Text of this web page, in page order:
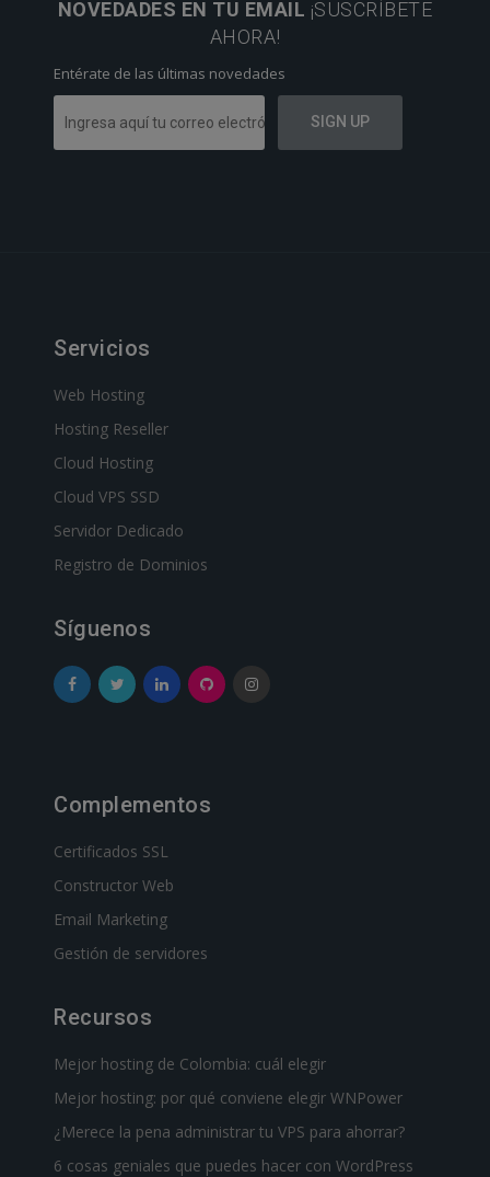
NOVEDADES EN TU EMAIL ¡SUSCRÍBETE
AHORA!
Entérate de las últimas novedades
Servicios
Web Hosting
Hosting Reseller
Cloud Hosting
Cloud VPS SSD
Servidor Dedicado
Registro de Dominios
Síguenos
Complementos
Certificados SSL
Constructor Web
Email Marketing
Gestión de servidores
Recursos
Mejor hosting de Colombia: cuál elegir
Mejor hosting: por qué conviene elegir WNPower
¿Merece la pena administrar tu VPS para ahorrar?
6 cosas geniales que puedes hacer con WordPress